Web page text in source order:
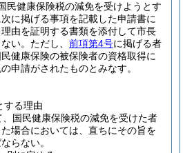
民健康保険税の減免を受けようとす
に掲げる事項を記載した申請書に
由を証明する書類を添付して市長
い。 ただし、 前項第4号に掲げる者
健康保険の被保険者の資格取得に
申請がされたものとみなす。
する理由
国民健康保険税の減免を受けた者
場合においては、直ちにその旨を
らない。